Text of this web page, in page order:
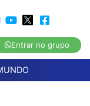
Entrar no grupo